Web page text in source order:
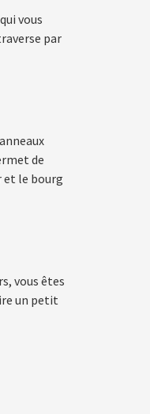
vous
par
de
et le bourg
vous êtes
un petit